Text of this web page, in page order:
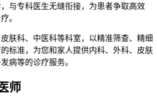
与专科医生无缝衔接，为患者争取高效
。
肤科、中医科等科室，以精准筛查、精细
标准，为您和家人提供内科、外科、皮肤
病等的诊疗服务。
师